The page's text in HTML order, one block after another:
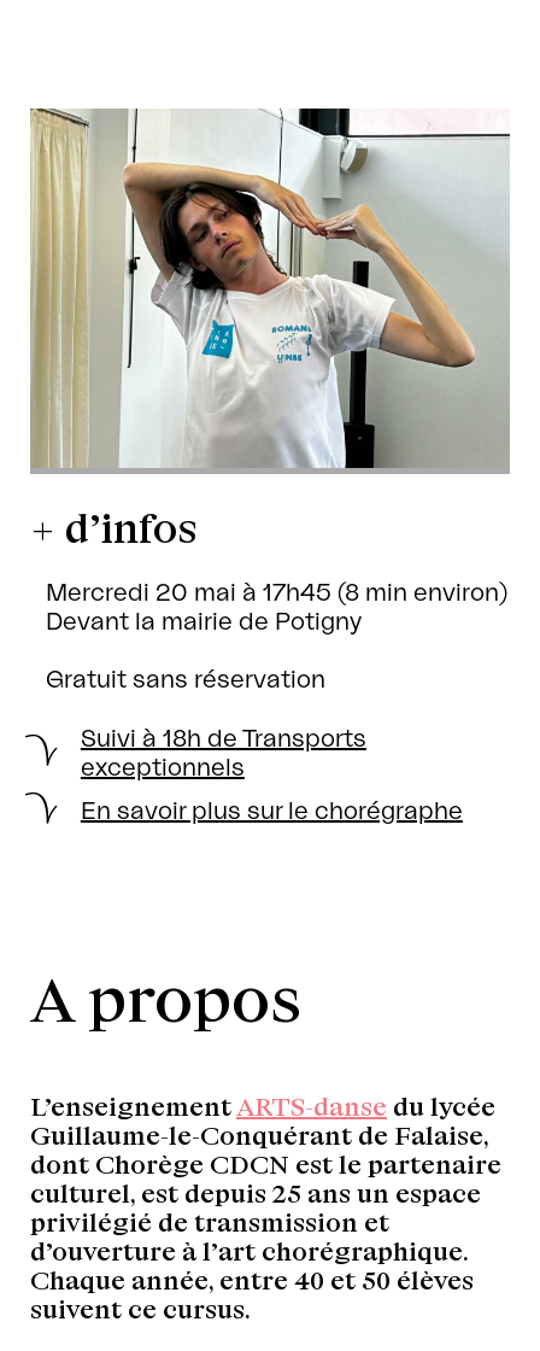
+ d’infos
Mercredi 20 mai à 17h45 (8 min environ)
Devant la mairie de Potigny
Gratuit sans réservation
Suivi à 18h de Transports
exceptionnels
En savoir plus sur le chorégraphe
A propos
L’enseignement ARTS-danse du lycée
Guillaume-le-Conquérant de Falaise,
dont Chorège CDCN est le partenaire
culturel, est depuis 25 ans un espace
privilégié de transmission et
d’ouverture à l’art chorégraphique.
Chaque année, entre 40 et 50 élèves
suivent ce cursus.